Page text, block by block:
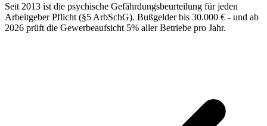
Seit 2013 ist die psychische Gefährdungsbeurteilung für jeden
Arbeitgeber Pflicht (§5 ArbSchG). Bußgelder bis 30.000 € - und ab
2026 prüft die Gewerbeaufsicht 5% aller Betriebe pro Jahr.